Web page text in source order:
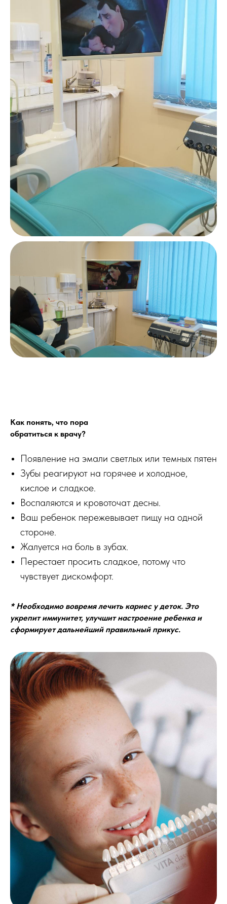
Как понять, что пора
обратиться к врачу?
Появление на эмали светлых или темных пятен
Зубы реагируют на горячее и холодное,
кислое и сладкое.
Воспаляются и кровоточат десны.
Ваш ребенок пережевывает пищу на одной
стороне.
Жалуется на боль в зубах.
Перестает просить сладкое, потому что
чувствует дискомфорт.
* Необходимо вовремя лечить кариес у деток. Это
укрепит иммунитет, улучшит настроение ребенка и
сформирует дальнейший правильный прикус.